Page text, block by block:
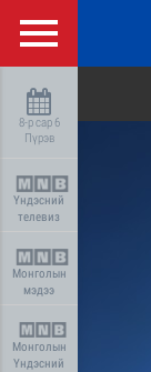
8-р сар 6
Пүрэв
Үндэсний
телевиз
Монголын
мэдээ
Монголын
Үндэсний